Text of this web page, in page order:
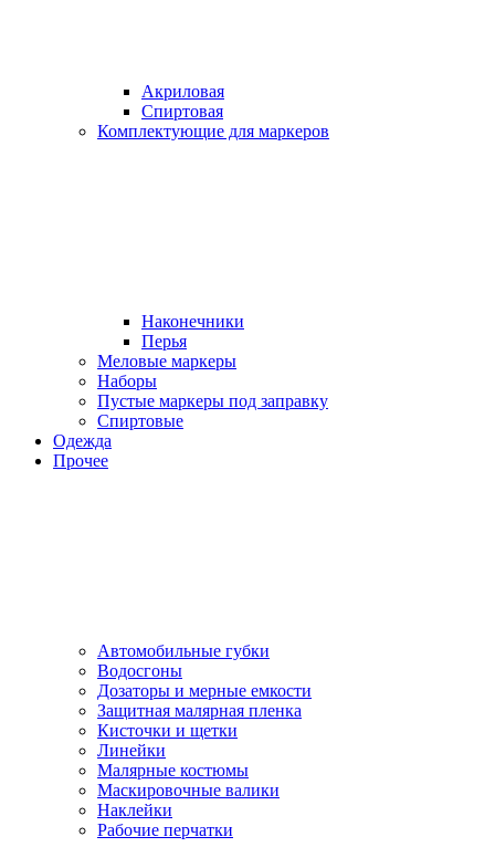
Акриловая
Спиртовая
Комплектующие для маркеров
Наконечники
Перья
Меловые маркеры
Наборы
Пустые маркеры под заправку
Спиртовые
Одежда
Прочее
Автомобильные губки
Водосгоны
Дозаторы и мерные емкости
Защитная малярная пленка
Кисточки и щетки
Линейки
Малярные костюмы
Маскировочные валики
Наклейки
Рабочие перчатки